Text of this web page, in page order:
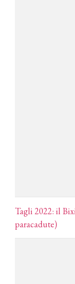
Tagli 2022: il
paracadute)